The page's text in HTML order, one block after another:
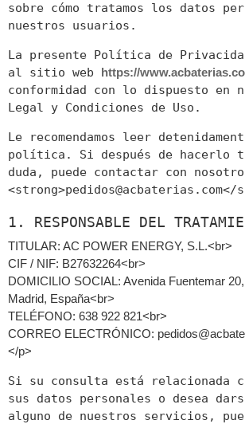
sobre cómo tratamos los datos
nuestros usuarios.
La presente Política de
al sitio web https://
conformidad con lo dispuesto en
Legal y Condiciones de Uso.
Le recomendamos leer
política. Si después de hacerlo
duda, puede contactar con
<strong>pedidos@acbaterias.com</
1. RESPONSABLE DEL
TITULAR: AC POWER ENERGY, S.L.<br>
CIF / NIF: B27632264<br>
DOMICILIO SOCIAL: Avenida Fuentemar
Madrid, España<br>
TELÉFONO: 638 922 821<br>
CORREO ELECTRÓNICO:
</p>
Si su consulta está relacionada
sus datos personales o desea
alguno de nuestros servicios,